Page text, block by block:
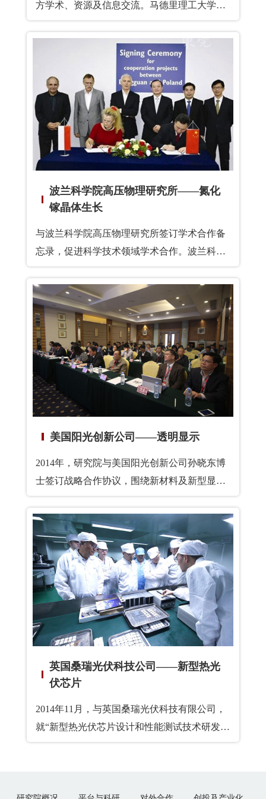
方学术、资源及信息交流。马德里理工大学是
西班牙最大、历史最悠久的专业性理工大学。
作为西班牙顶级的理工类大学，该校培养了多
名各个科技领域的教育人员和研究人员，有不
少是诺贝尔奖及国家建筑奖获得者，是现代科
技的领航人。几乎所有西班牙一流的理工科教
师和研究者都出于该校，或曾是其学生，或曾
是其教员，或两者兼而有之。此访，马德里理
工大学与北京大学东莞光电研究院签订了学术
合作备忘录，双方将促进各方的教育、学术和
研究活动，包括教师与教研人员的交流，学生
交流，符合双方利益的信息和学术资源交流；
波兰科学院高压物理研究所——氮化
镓晶体生长
与波兰科学院高压物理研究所签订学术合作备
忘录，促进科学技术领域学术合作。波兰科学
院高压物理研究所成立于1972年。过去20年，
高压所在第三代半导体材料GaN和相关化合物
的研究上取得了举世瞩目的成就，是GaN体材
料合成的国际领头羊。访问期间，北京大学东
莞光电研究院与波兰科学院高压物理研究所签
订了学术合作备忘录，提出将促进各方的学术
和研究活动，教师与教研人员的交流和学生交
流，符合双方利益的信息和研究资源交流，合
作研究、联合座谈会、联合技术开发等活动，
促进科学技术领域学术合作的共同意愿，以推
美国阳光创新公司——透明显示
2014年，研究院与美国阳光创新公司孙晓东博
士签订战略合作协议，围绕新材料及新型显示
等方向进行合作。双方通过合作，增强产学研
合作，形成优势互补，推进广东省高端半导体
材料、LED照明、纳米材料透明显示领域发
展，为广东省相关技术产业带来推动力。
英国桑瑞光伏科技公司——新型热光
伏芯片
2014年11月，与英国桑瑞光伏科技有限公司，
就“新型热光伏芯片设计和性能测试技术研发”
项目的开展，签订合作协议，将英国桑瑞光伏